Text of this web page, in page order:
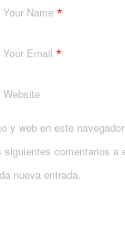
Your Name *
Your Email *
Website
y web en este
comentarios a
nueva entrada.